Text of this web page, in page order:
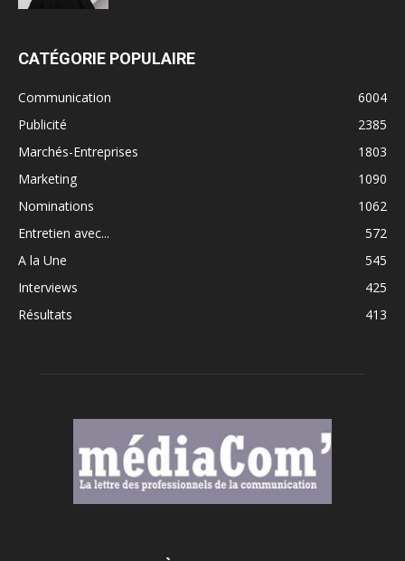
CATÉGORIE POPULAIRE
Communication
6004
Publicité
2385
Marchés-Entreprises
1803
Marketing
1090
Nominations
1062
Entretien avec...
572
A la Une
545
Interviews
425
Résultats
413